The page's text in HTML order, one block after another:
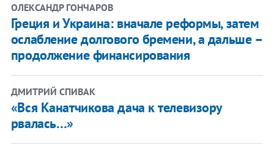
ОЛЕКСАНДР ГОНЧАРОВ
Греция и Украина: вначале реформы, затем
ослабление долгового бремени, а дальше –
продолжение финансирования
ДМИТРИЙ СПИВАК
«Вся Канатчикова дача к телевизору
рвалась…»